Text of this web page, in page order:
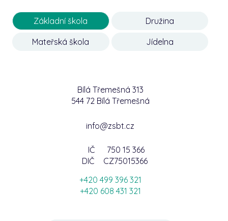
Základní škola Družina
Mateřská škola Jídelna
Bílá Třemešná 313
544 72 Bílá Třemešná
info@zsbt.cz
IČ
750 15 366
DIČ
CZ75015366
+420 499 396 321
+420 608 431 321